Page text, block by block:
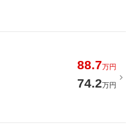
88.7万円
74.2万円